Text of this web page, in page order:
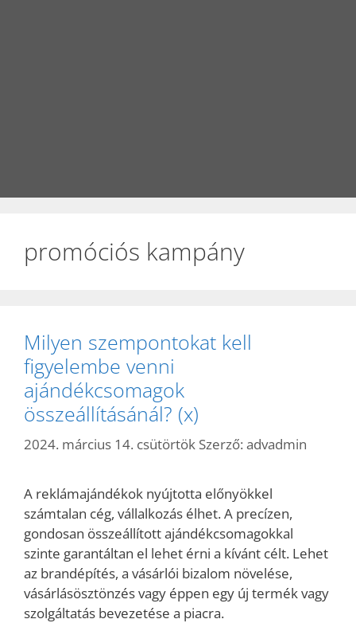
promóciós kampány
Milyen szempontokat kell
figyelembe venni
ajándékcsomagok
összeállításánál? (x)
2024. március 14. csütörtök Szerző: advadmin
A reklámajándékok nyújtotta előnyökkel
számtalan cég, vállalkozás élhet. A precízen,
gondosan összeállított ajándékcsomagokkal
szinte garantáltan el lehet érni a kívánt célt. Lehet
az brandépítés, a vásárlói bizalom növelése,
vásárlásösztönzés vagy éppen egy új termék vagy
szolgáltatás bevezetése a piacra.